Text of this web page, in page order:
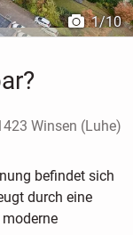
1/10
Winsen (Luhe)
befindet sich
durch eine